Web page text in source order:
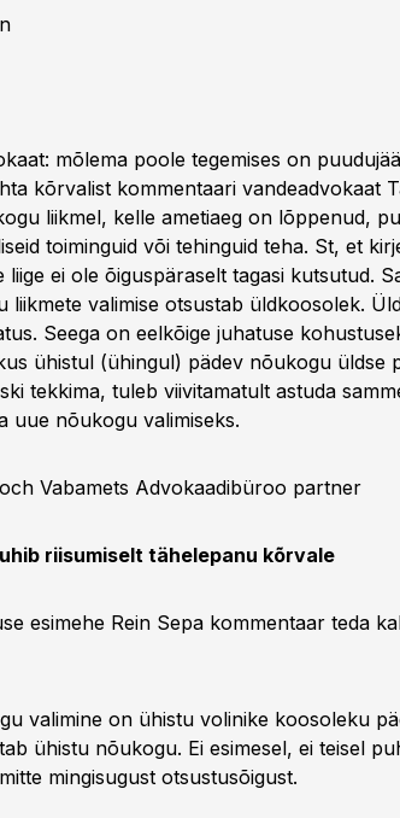
mõlema poole tegemises on
kõrvalist kommentaari vandeadvokaat
liikmel, kelle ametiaeg on lõppenud,
toiminguid või tehinguid teha. St, et
liige ei ole õiguspäraselt tagasi kutsutud.
liikmete valimise otsustab üldkoosolek.
Seega on eelkõige juhatuse
ühistul (ühingul) pädev nõukogu üldse
tekkima, tuleb viivitamatult astuda
uue nõukogu valimiseks.
Vabamets Advokaadibüroo partner
riisumiselt tähelepanu kõrvale
esimehe Rein Sepa kommentaar teda
valimine on ühistu volinike koosoleku
ühistu nõukogu. Ei esimesel, ei teisel
mingisugust otsustusõigust.